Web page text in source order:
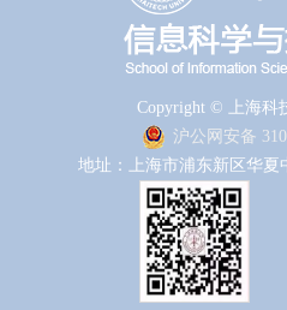
Copyright © 上海科
沪公网安备
地址：上海市浦东新区华夏